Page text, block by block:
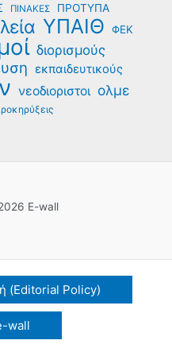
ΠΙΝΑΚΕΣ ΠΡΟΤΥΠΑ
ΥΠΑΙΘ ΦΕΚ
διορισμούς
εκπαιδευτικούς
νεοδιοριστοι ολμε
E-wall
(Editorial Policy)
wall